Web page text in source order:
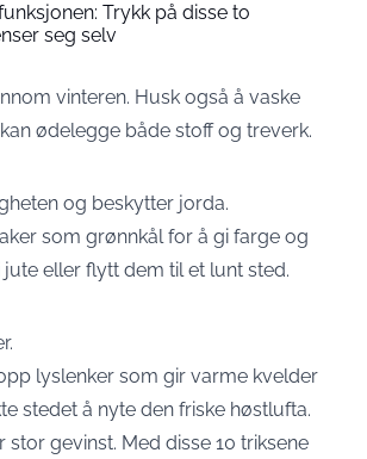
Trykk på disse to
seg selv
vinteren. Husk også å vaske
ødelegge både stoff og treverk.
og beskytter jorda.
som grønnkål for å gi farge og
jute eller flytt dem til et lunt sted.
lyslenker som gir varme kvelder
stedet å nyte den friske høstlufta.
gevinst. Med disse 10 triksene